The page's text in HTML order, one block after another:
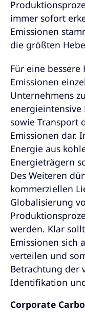
immer sofort
Emissionen
die größten
Für eine
Emissionen
Unternehmens
energieintensive
sowie Transport
Emissionen dar.
Energie aus
Energieträgern
Des Weiteren
kommerziellen
Globalisierung
werden. Klar
Emissionen sich
verteilen und
Betrachtung der
Identifikation
Corporate